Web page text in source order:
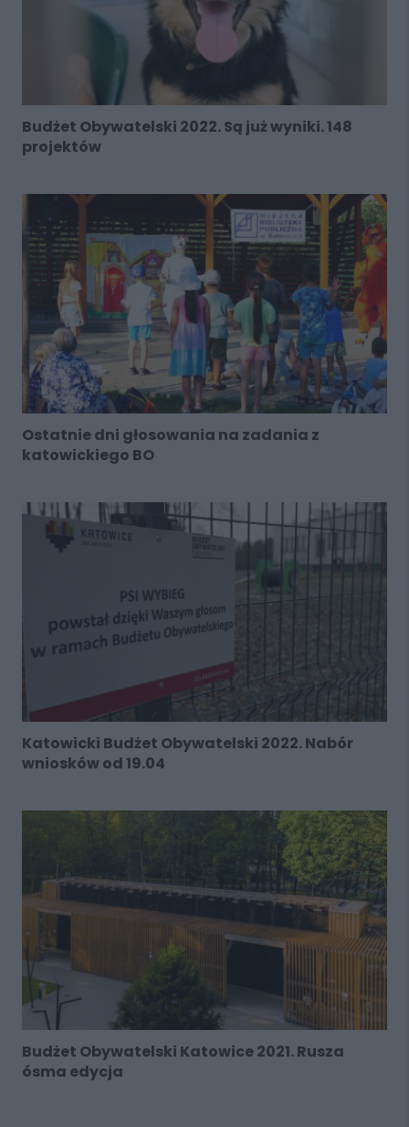
Budżet Obywatelski 2022. Są już wyniki. 148
projektów
Ostatnie dni głosowania na zadania z
katowickiego BO
Katowicki Budżet Obywatelski 2022. Nabór
wniosków od 19.04
Budżet Obywatelski Katowice 2021. Rusza
ósma edycja